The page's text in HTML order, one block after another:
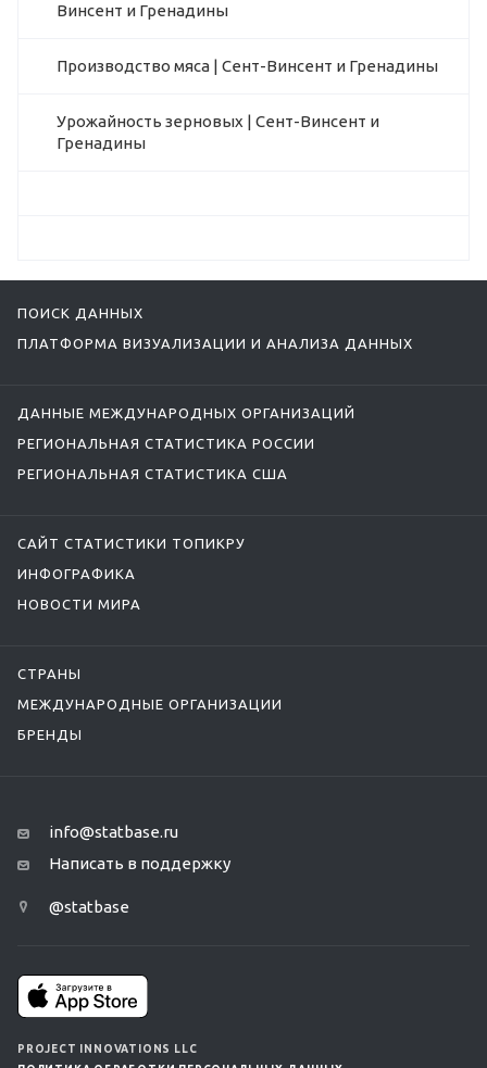
Винсент и Гренадины
Производство мяса | Сент-Винсент и Гренадины
Урожайность зерновых | Сент-Винсент и
Гренадины
ПОИСК ДАННЫХ
ПЛАТФОРМА ВИЗУАЛИЗАЦИИ И АНАЛИЗА ДАННЫХ
ДАННЫЕ МЕЖДУНАРОДНЫХ ОРГАНИЗАЦИЙ
РЕГИОНАЛЬНАЯ СТАТИСТИКА РОССИИ
РЕГИОНАЛЬНАЯ СТАТИСТИКА США
САЙТ СТАТИСТИКИ ТОПИКРУ
ИНФОГРАФИКА
НОВОСТИ МИРА
СТРАНЫ
МЕЖДУНАРОДНЫЕ ОРГАНИЗАЦИИ
БРЕНДЫ
info@statbase.ru
Написать в поддержку
@statbase
PROJECT INNOVATIONS LLC